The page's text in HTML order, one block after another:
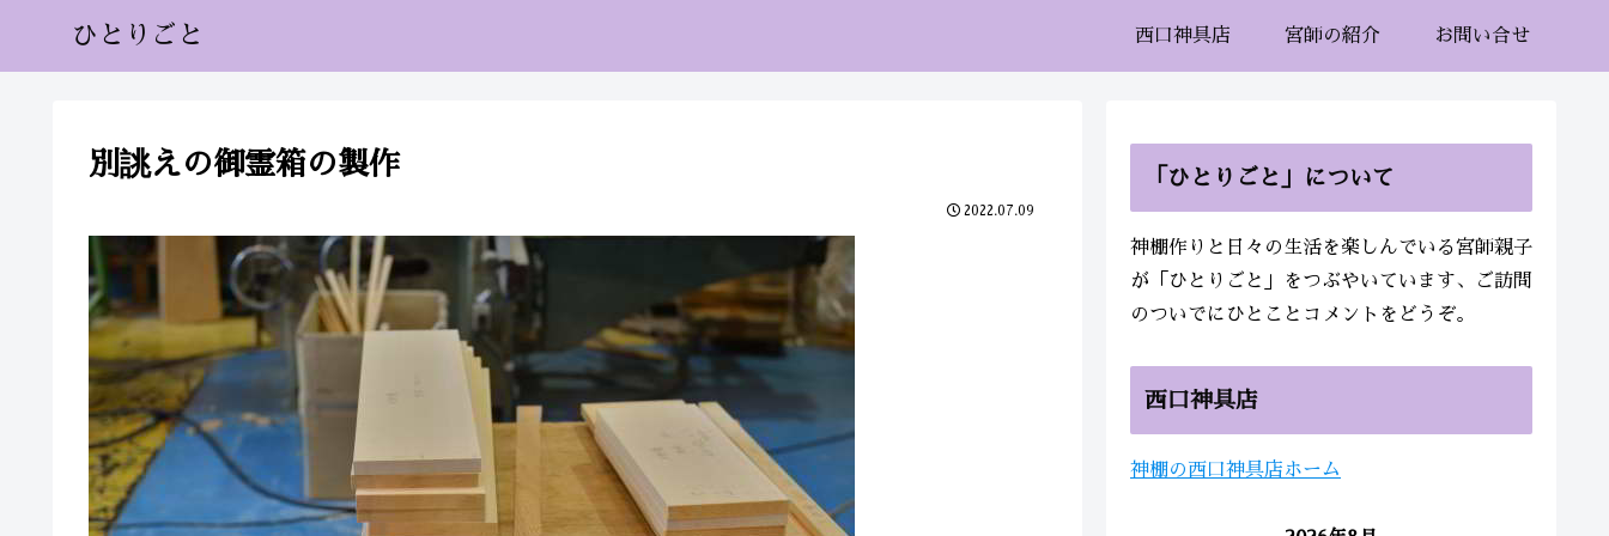
ひとりごと 西口神具店 宮師の紹介 お問い合せ
別誂えの御霊箱の製作
2022.07.09
「ひとりごと」について
神棚作りと日々の生活を楽しんでいる宮師親子
が「ひとりごと」をつぶやいています、ご訪問
のついでにひとことコメントをどうぞ。
西口神具店
神棚の西口神具店ホーム